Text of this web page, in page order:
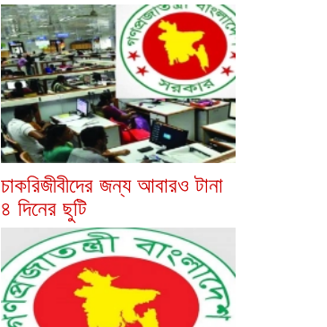
চাকরিজীবীদের জন্য আবারও টানা
৪ দিনের ছুটি